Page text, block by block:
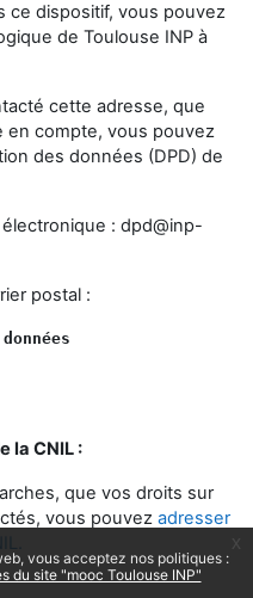
vous acceptez nos politiques :
du site "mooc Toulouse INP"
ce dispositif, vous pouvez
de Toulouse INP à
cette adresse, que
en compte, vous pouvez
des données (DPD) de
: dpd@inp-
postal :
la CNIL :
que vos droits sur
vous pouvez adresser